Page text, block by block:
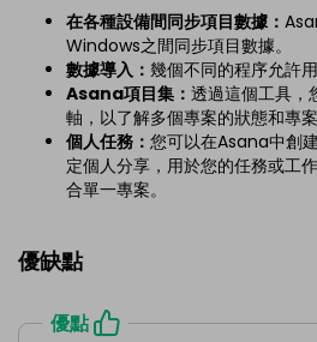
在各種設備間同步項目數據：
Windows之間同步項目數據。
數據導入： 幾個不同的程序允許
Asana項目集： 透過這個工具，
軸，以了解多個專案的狀態和專案
個人任務： 您可以在Asana中創
定個人分享，用於您的任務或工
合單一專案。
優缺點
優點